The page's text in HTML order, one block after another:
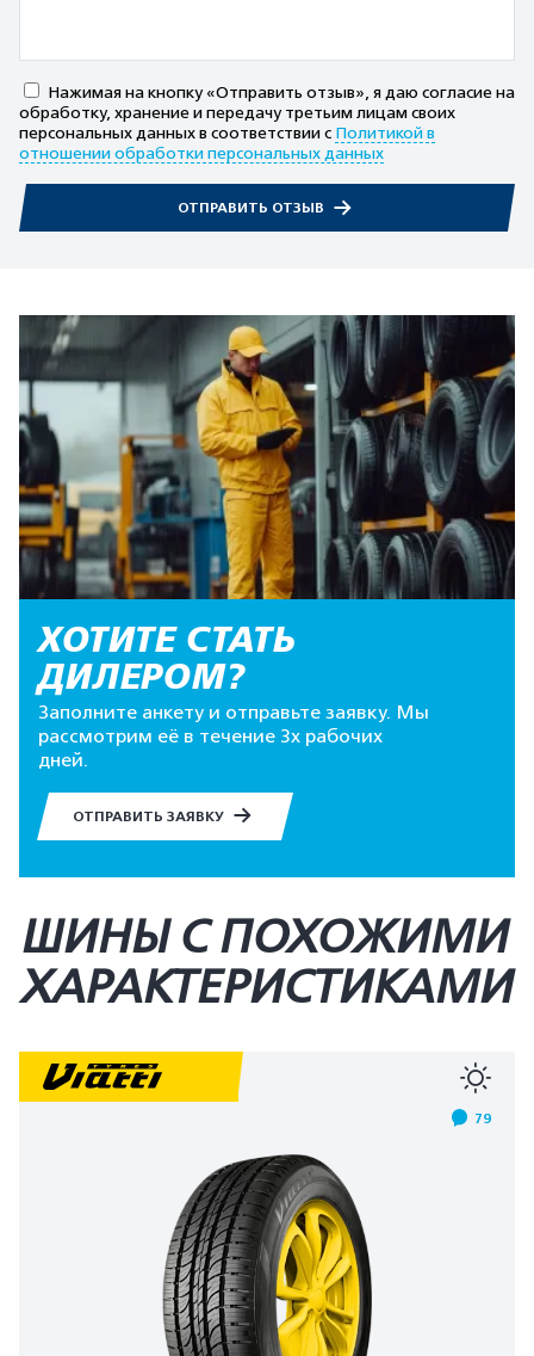
Нажимая на кнопку «Отправить отзыв», я даю согласие на
обработку, хранение и передачу третьим лицам своих
персональных данных в соответствии с Политикой в
отношении обработки персональных данных
ОТПРАВИТЬ ОТЗЫВ
ХОТИТЕ СТАТЬ
ДИЛЕРОМ?
Заполните анкету и отправьте заявку. Мы
рассмотрим её в течение 3х рабочих
дней.
ОТПРАВИТЬ ЗАЯВКУ
ШИНЫ С ПОХОЖИМИ
ХАРАКТЕРИСТИКАМИ
79